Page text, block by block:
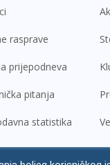
rasprave
prijepodneva
pitanja
statistika